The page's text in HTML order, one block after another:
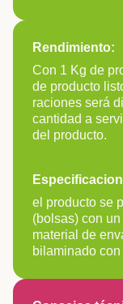
Rendimiento:
Con 1 Kg de
de producto
raciones será
cantidad a
del producto.
el producto se
(bolsas) con
material de
bilaminado